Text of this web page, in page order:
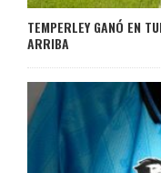
TEMPERLEY GANÓ EN
ARRIBA